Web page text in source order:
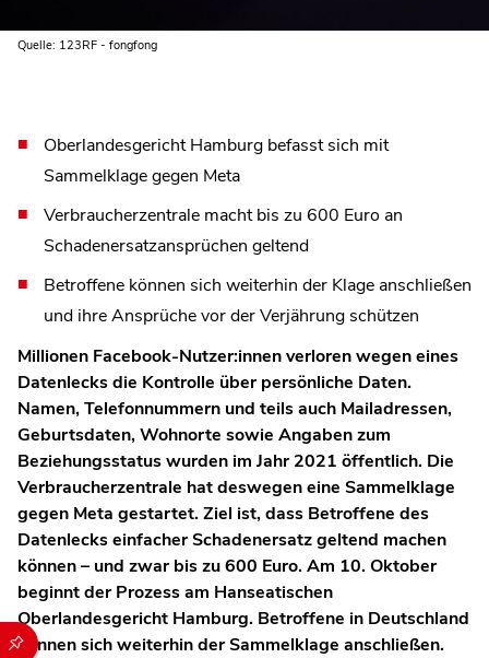
Durch die folgenden Buttons können Sie direkt auf einen
Quelle: 123RF - fongfong
Oberlandesgericht Hamburg befasst sich mit
Sammelklage gegen Meta
Verbraucherzentrale macht bis zu 600 Euro an
Schadenersatzansprüchen geltend
Betroffene können sich weiterhin der Klage anschließen
und ihre Ansprüche vor der Verjährung schützen
Millionen Facebook-Nutzer:innen verloren wegen eines
Datenlecks die Kontrolle über persönliche Daten.
Namen, Telefonnummern und teils auch Mailadressen,
Geburtsdaten, Wohnorte sowie Angaben zum
Beziehungsstatus wurden im Jahr 2021 öffentlich. Die
Verbraucherzentrale hat deswegen eine Sammelklage
gegen Meta gestartet. Ziel ist, dass Betroffene des
Datenlecks einfacher Schadenersatz geltend machen
können – und zwar bis zu 600 Euro. Am 10. Oktober
beginnt der Prozess am Hanseatischen
Oberlandesgericht Hamburg. Betroffene in Deutschland
können sich weiterhin der Sammelklage anschließen.